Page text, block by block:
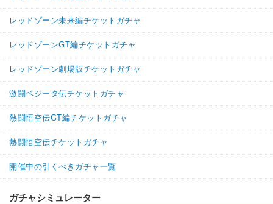
レッドゾーン未来編チケットガチャ
レッドゾーンGT編チケットガチャ
レッドゾーン劇場版チケットガチャ
激闘ベジータ伝チケットガチャ
熱闘悟空伝GT編チケットガチャ
熱闘悟空伝チケットガチャ
開催中の引くべきガチャ一覧
ガチャシミュレーター